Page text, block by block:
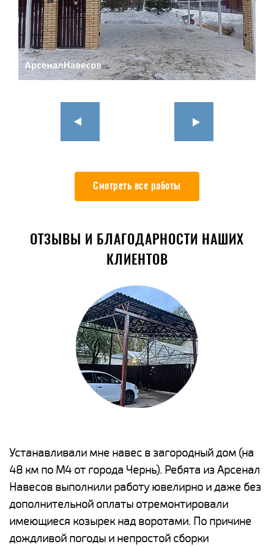
Смотреть все работы
ОТЗЫВЫ И БЛАГОДАРНОСТИ НАШИХ
КЛИЕНТОВ
Устанавливали мне навес в загородный дом (на
48 км по М4 от города Чернь). Ребята из Арсенал
Навесов выполнили работу ювелирно и даже без
дополнительной оплаты отремонтировали
имеющиеся козырек над воротами. По причине
дождливой погоды и непростой сборки